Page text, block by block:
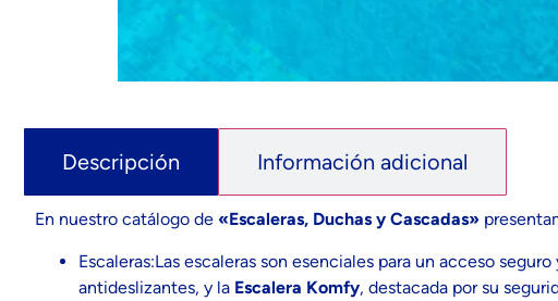
Descripción Información adicional
En nuestro catálogo de «Escaleras, Duchas y Cascadas»
Escaleras:Las escaleras son esenciales para un acceso
antideslizantes, y la Escalera Komfy, destacada por su